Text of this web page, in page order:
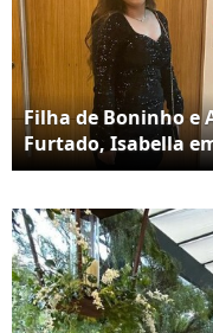
Filha de Boninho e
Furtado, Isabella
2022